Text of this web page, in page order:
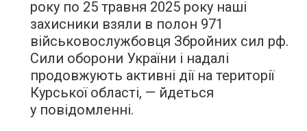
року по 25 травня 2025 року наші
захисники взяли в полон 971
військовослужбовця Збройних сил рф.
Сили оборони України і надалі
продовжують активні дії на території
Курської області, — йдеться
у повідомленні.